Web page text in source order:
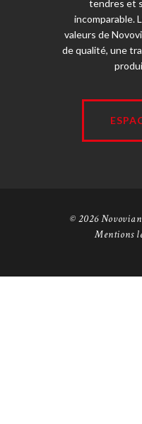
tendres et
incomparable.
valeurs de
de qualité, une
© 2026
Mentions